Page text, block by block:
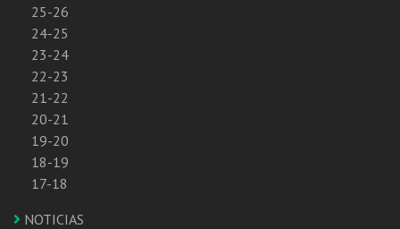
25-26
24-25
23-24
22-23
21-22
20-21
19-20
18-19
17-18
NOTICIAS